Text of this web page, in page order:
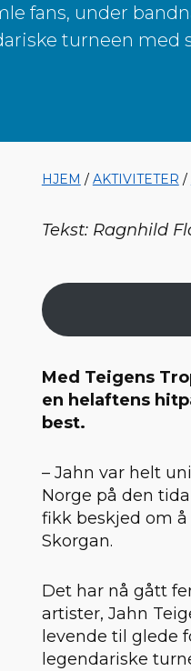
fans, under
turneen med
HJEM / AKTIVITETER /
Tekst: Ragnhild
Med Teigens
en helaftens
best.
– Jahn var helt
Norge på den
fikk beskjed om
Skorgan.
Det har nå gått
artister, Jahn
levende til glede
legendariske